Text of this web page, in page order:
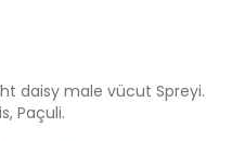
daisy male vücut Spreyi.
Paçuli.